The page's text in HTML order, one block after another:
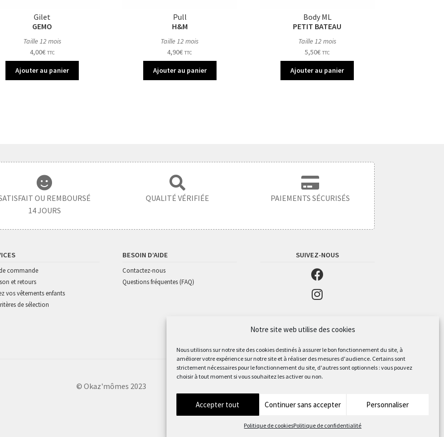
Notre site web utilise des cookies
Nous utilisons sur notre site des cookies destinés à assurer le bon fonctionnement du site, à
améliorer votre expérience sur notre site et à réaliser des mesures d'audience. Certains sont
strictement nécessaires pour le fonctionnement du site, d'autres sont optionnels : vous pouvez
choisir à tout moment si vous souhaitez les activer ou non.
Accepter tout Continuer sans accepter Personnaliser
Politique de cookiesPolitique de confidentialité
Gilet
GEMO
Taille 12 mois
4,00€ TTC
Ajouter au panier
Pull
H&M
Taille 12 mois
4,90€ TTC
Ajouter au panier
Body ML
PETIT BATEAU
Taille 12 mois
5,50€ TTC
Ajouter au panier
OU REMBOURSÉ
14 JOURS
QUALITÉ VÉRIFIÉE PAIEMENTS SÉCURISÉS
commande
et retours
vos vêtements enfants
de sélection
BESOIN D’AIDE
Contactez-nous
Questions fréquentes (FAQ)
SUIVEZ-NOUS
© Okaz'mômes 2023